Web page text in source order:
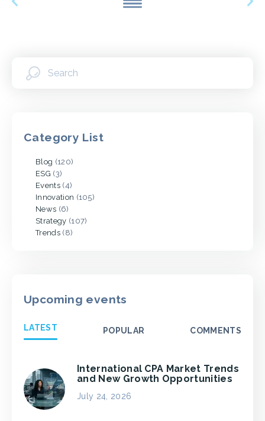
Category List
Blog (120)
ESG (3)
Events(4)
Innovation (105)
News (6)
Strategy (107)
Trends(8)
Upcoming events
LATEST POPULAR COMMENTS
International CPA Market Trends
and New Growth Opportunities
July 24, 2026